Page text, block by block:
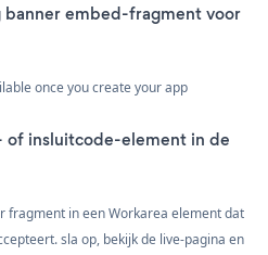
banner embed-fragment voor
once you create your app
of insluitcode-element in de
fragment in een Workarea element dat
sla op, bekijk de live-pagina en